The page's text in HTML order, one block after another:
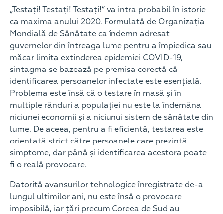
„Testați! Testați! Testați!” va intra probabil în istorie
ca maxima anului 2020. Formulată de Organizația
Mondială de Sănătate ca îndemn adresat
guvernelor din întreaga lume pentru a împiedica sau
măcar limita extinderea epidemiei COVID-19,
sintagma se bazează pe premisa corectă că
identificarea persoanelor infectate este esențială.
Problema este însă că o testare în masă și în
multiple rânduri a populației nu este la îndemâna
niciunei economii și a niciunui sistem de sănătate din
lume. De aceea, pentru a fi eficientă, testarea este
orientată strict către persoanele care prezintă
simptome, dar până și identificarea acestora poate
fi o reală provocare.
Datorită avansurilor tehnologice înregistrate de-a
lungul ultimilor ani, nu este însă o provocare
imposibilă, iar țări precum Coreea de Sud au